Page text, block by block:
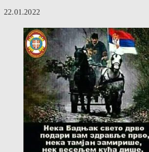
22.01.2022